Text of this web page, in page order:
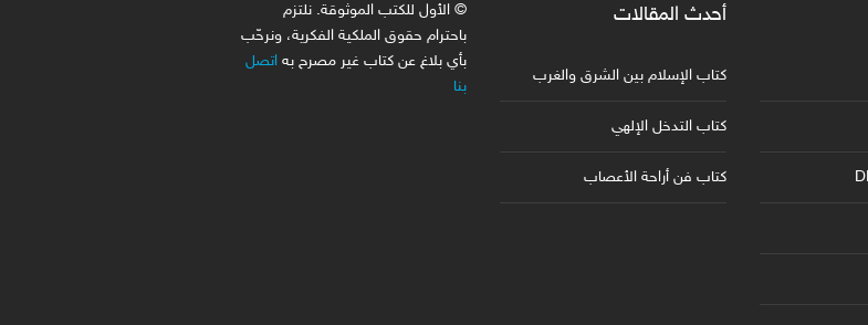
أحدث المقالات
كتاب الإسلام بين الشرق والغرب
كتاب التدخل الإلهي
كتاب فن أراحة الأعصاب
© الأول للكتب الموثوقة. نلتزم
باحترام حقوق الملكية الفكرية، ونرحّب
بأي بلاغ عن كتاب غير مصرح به اتصل
بنا